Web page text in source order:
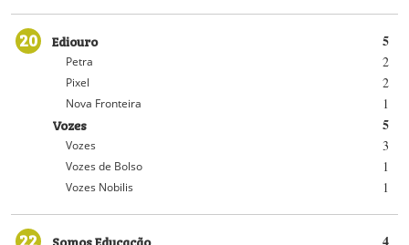
20 5
Ediouro
2
Petra
2
Pixel
1
Nova Fronteira
5
Vozes
3
Vozes
1
Vozes de Bolso
1
Vozes Nobilis